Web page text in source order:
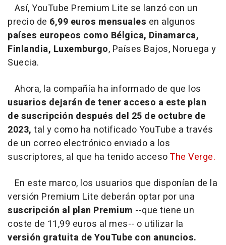
Así, YouTube Premium Lite se lanzó con un
precio de 6,99 euros mensuales en algunos
países europeos como Bélgica, Dinamarca,
Finlandia, Luxemburgo, Países Bajos, Noruega y
Suecia.
Ahora, la compañía ha informado de que los
usuarios dejarán de tener acceso a este plan
de suscripción después del 25 de octubre de
2023, tal y como ha notificado YouTube a través
de un correo electrónico enviado a los
suscriptores, al que ha tenido accesoThe Verge.
En este marco, los usuarios que disponían de la
versión Premium Lite deberán optar por una
suscripción al plan Premium --que tiene un
coste de 11,99 euros al mes-- o utilizar la
versión gratuita de YouTube con anuncios.